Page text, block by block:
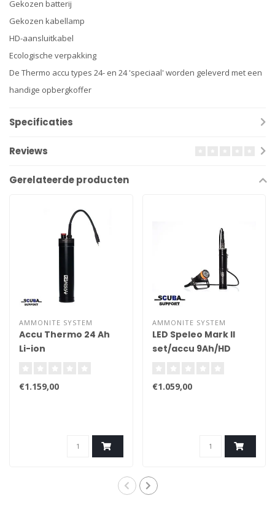
Gekozen batterij
Gekozen kabellamp
HD-aansluitkabel
Ecologische verpakking
De Thermo accu types 24- en 24 'speciaal' worden geleverd met een
handige opbergkoffer
Specificaties
Reviews
Gerelateerde producten
AMMONITE SYSTEM
Accu Thermo 24 Ah
Li-ion
€1.159,00
AMMONITE SYSTEM
LED Speleo Mark II
set/accu 9Ah/HD
€1.059,00